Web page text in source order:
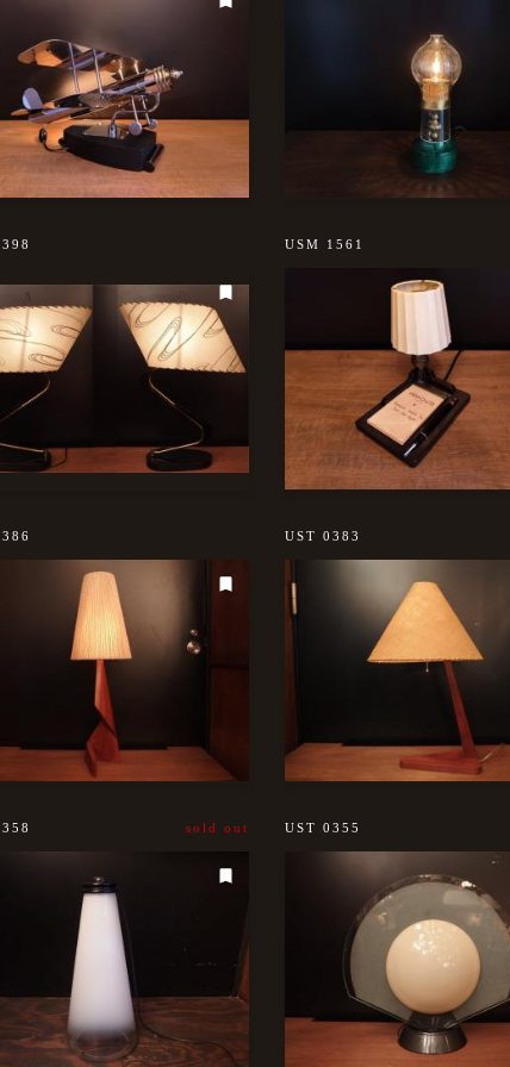
USM 1561
UST 0383
sold out UST 0355